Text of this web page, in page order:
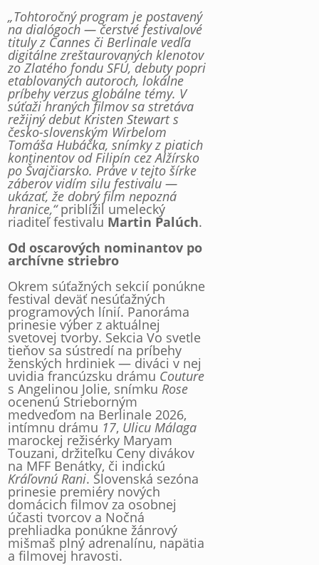
„Tohtoročný program je postavený
na dialógoch — čerstvé festivalové
tituly z Cannes či Berlinale vedľa
digitálne zreštaurovaných klenotov
zo Zlatého fondu SFÚ, debuty popri
etablovaných autoroch, lokálne
príbehy verzus globálne témy. V
súťaži hraných filmov sa stretáva
režijný debut Kristen Stewart s
česko-slovenským Wirbelom
Tomáša Hubáčka, snímky z piatich
kontinentov od Filipín cez Alžírsko
po Švajčiarsko. Práve v tejto šírke
záberov vidím silu festivalu —
ukázať, že dobrý film nepozná
hranice,“priblížil umelecký
riaditeľ festivalu Martin Palúch.
Od oscarových nominantov po
archívne striebro
Okrem súťažných sekcií ponúkne
festival deväť nesúťažných
programových línií. Panoráma
prinesie výber z aktuálnej
svetovej tvorby. Sekcia Vo svetle
tieňov sa sústredí na príbehy
ženských hrdiniek — diváci v nej
uvidia francúzsku drámu Couture
s Angelinou Jolie, snímku Rose
ocenenú Strieborným
medveďom na Berlinale 2026,
intímnu drámu 17, Ulicu Málaga
marockej režisérky Maryam
Touzani, držiteľku Ceny divákov
na MFF Benátky, či indickú
Kráľovnú Rani. Slovenská sezóna
prinesie premiéry nových
domácich filmov za osobnej
účasti tvorcov a Nočná
prehliadka ponúkne žánrový
mišmaš plný adrenalínu, napätia
a filmovej hravosti.